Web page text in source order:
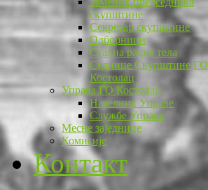
скупштине
Секретар скупштине
Одборници
Стална радна тела
Седнице Скупштине ГО
Костолац
Управа ГО Костолац
Начелник Управе
Службе Управе
Месне заједнице
Комисије
Контакт